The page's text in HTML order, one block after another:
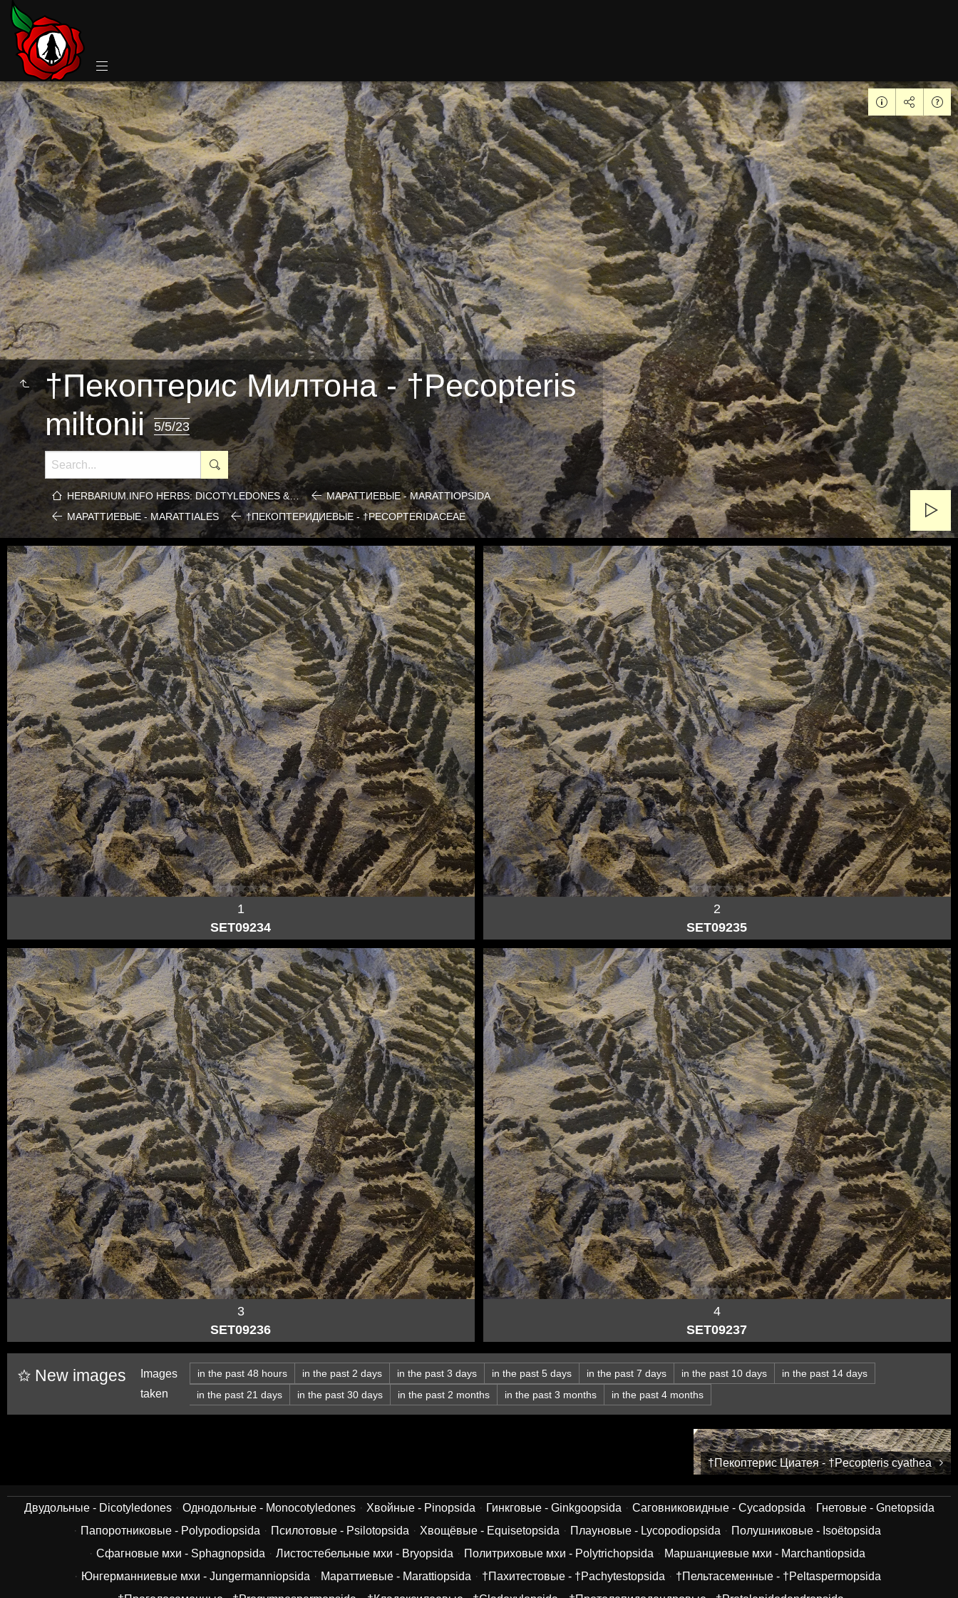
†Пекоптерис Милтона - †Pecopteris
miltonii5/5/23
HERBARIUM.INFO HERBS: DICOTYLEDONES &…
МАРАТТИЕВЫЕ - MARATTIOPSIDA
МАРАТТИЕВЫЕ - MARATTIALES
†ПЕКОПТЕРИДИЕВЫЕ - †PECOPTERIDACEAE
1
SET09234
2
SET09235
3
SET09236
4
SET09237
New images
Images
taken
in the past 48 hours in the past 2 days in the past 3 days in the past 5 days in the past 7 days in the past 10 days
in the past 14 days
in the past 21 days
in the past 30 days in the past 2 months in the past 3 months in the past 4 months
†Пекоптерис Циатея - †Pecopteris cyathea
Двудольные - Dicotyledones Однодольные - Monocotyledones Хвойные - Pinopsida Гинкговые - Ginkgoopsida Саговниковидные - Cycadopsida
Гнетовые - Gnetopsida
Папоротниковые - Polypodiopsida
Псилотовые - Psilotopsida Хвощёвые - Equisetopsida Плауновые - Lycopodiopsida
Полушниковые - Isoëtopsida
Сфагновые мхи - Sphagnopsida
Листостебельные мхи - Bryopsida Политриховые мхи - Polytrichopsida
Маршанциевые мхи - Marchantiopsida
Юнгерманниевые мхи - Jungermanniopsida
Мараттиевые - Marattiopsida †Пахитестовые - †Pachytestopsida
†Пельтасеменные - †Peltaspermopsida